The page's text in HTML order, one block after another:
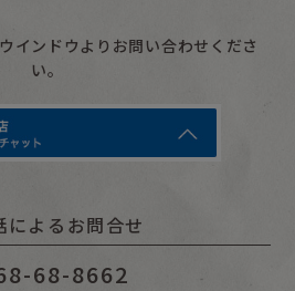
インドウよりお問い合わせくださ
い。
によるお問合せ
68-8662